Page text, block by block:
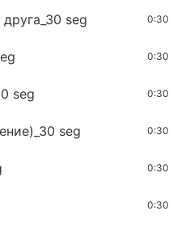
seg 0:30
0:30
seg 0:30
seg 0:30
0:30
0:30